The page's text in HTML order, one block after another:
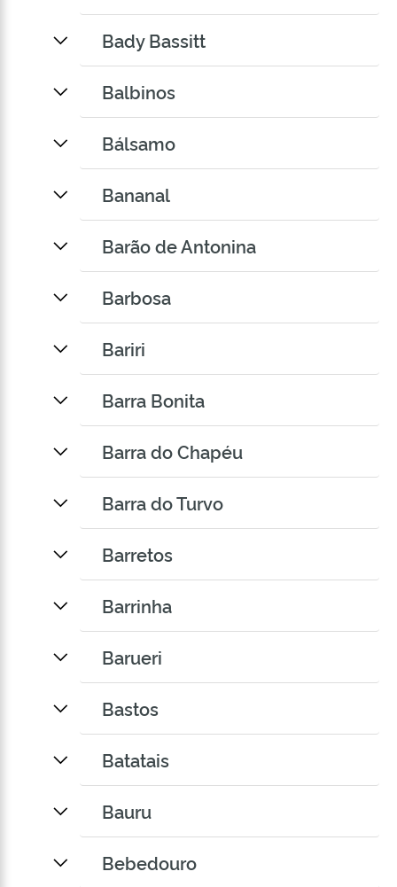
Bady Bassitt
Balbinos
Bálsamo
Bananal
Barão de Antonina
Barbosa
Bariri
Barra Bonita
Barra do Chapéu
Barra do Turvo
Barretos
Barrinha
Barueri
Bastos
Batatais
Bauru
Bebedouro